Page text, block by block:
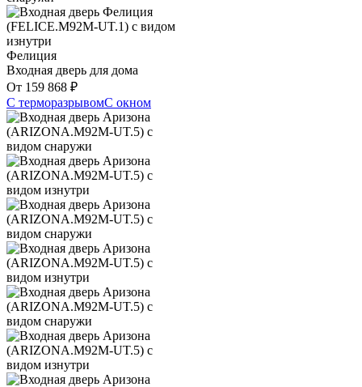
Фелиция
Входная дверь для дома
От 159 868 ₽
С терморазрывомС окном